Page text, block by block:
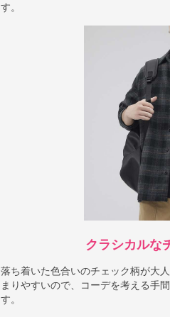
す。
クラシカルな
落ち着いた色合いのチェック柄が大
まりやすいので、コーデを考える手
す。